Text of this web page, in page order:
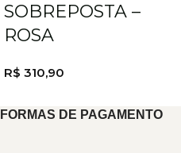
SOBREPOSTA –
ROSA
R$ 310,90
FORMAS DE PAGAMENTO